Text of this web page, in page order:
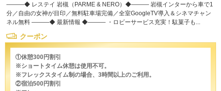
―――◆ レステイ 岩槻（PARME & NERO）◆――― 岩槻インターから車で1
分／自由の女神が目印／無料駐車場完備／全室GoogleTV導入＆シネマチャン
ネル無料 ―――◆ 最新情報 ◆――― ・ロビーサービス充実！駄菓子も...
クーポン
①休憩300円割引
※ショートタイム休憩は使用不可。
※フレックスタイム制の場合、3時間以上のご利用。
②宿泊500円割引